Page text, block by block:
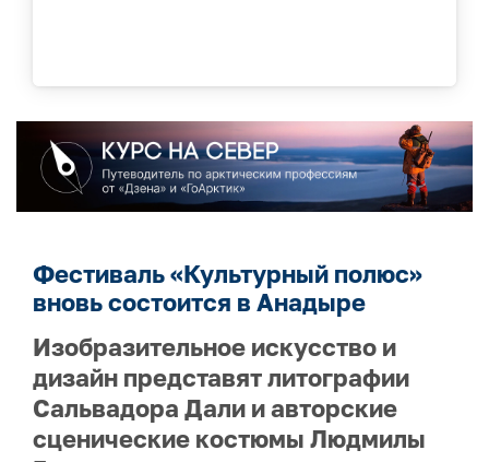
Фестиваль «Культурный полюс»
вновь состоится в Анадыре
Изобразительное искусство и
дизайн представят литографии
Сальвадора Дали и авторские
сценические костюмы Людмилы